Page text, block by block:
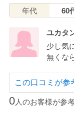
年代 60
ユカタ
少し気
無くな
この口コミが参
0人のお客様が参